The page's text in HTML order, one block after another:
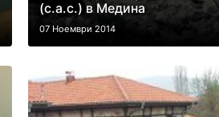
(с.а.с.) в Медина
07 Ноември 2014